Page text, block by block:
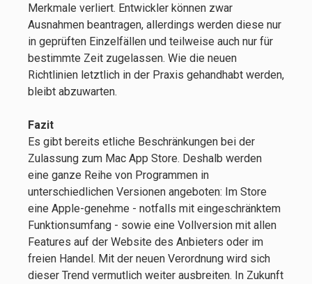
Merkmale verliert. Entwickler können zwar
Ausnahmen beantragen, allerdings werden diese nur
in geprüften Einzelfällen und teilweise auch nur für
bestimmte Zeit zugelassen. Wie die neuen
Richtlinien letztlich in der Praxis gehandhabt werden,
bleibt abzuwarten.
Fazit
Es gibt bereits etliche Beschränkungen bei der
Zulassung zum Mac App Store. Deshalb werden
eine ganze Reihe von Programmen in
unterschiedlichen Versionen angeboten: Im Store
eine Apple-genehme - notfalls mit eingeschränktem
Funktionsumfang - sowie eine Vollversion mit allen
Features auf der Website des Anbieters oder im
freien Handel. Mit der neuen Verordnung wird sich
dieser Trend vermutlich weiter ausbreiten. In Zukunft